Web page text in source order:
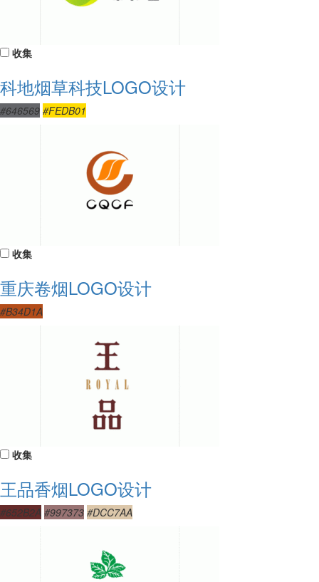
收集
科地烟草科技LOGO设计
#646569 #FEDB01
收集
重庆卷烟LOGO设计
#B34D1A
收集
王品香烟LOGO设计
#652B2A #997373 #DCC7AA